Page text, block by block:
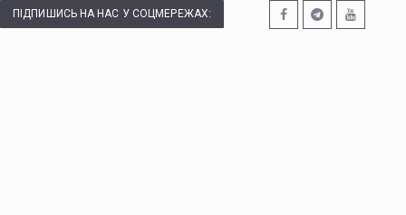
ПІДПИШИСЬ НА НАС У СОЦМЕРЕЖАХ: